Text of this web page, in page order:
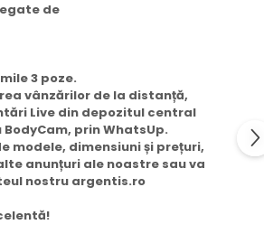
de
3 poze.
vânzărilor de la distanță,
Live din depozitul central
prin WhatsUp.
modele, dimensiuni și prețuri,
anunțuri ale noastre sau va
nostru argentis.ro